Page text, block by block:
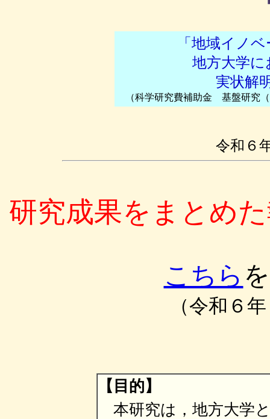
「地域イノ
地方大学
実状解
（科学研究費補助金 基盤研究
令和６
研究成果をまとめ
こちら
（令和６
【目的】
本研究は，地方大学